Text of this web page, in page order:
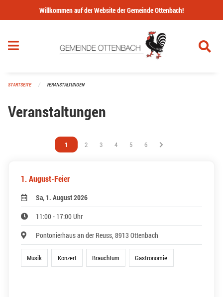
Navigation überspringen
Willkommen auf der Website der Gemeinde Ottenbach!
STARTSEITE VERANSTALTUNGEN
Veranstaltungen
Vous êtes sur la page
1 Vous êtes sur la page
2 Vous êtes sur la page
3 Vous êtes sur la page
4 Vous êtes sur la page
5 Vous êtes sur la page
6
1. August-Feier
Sa, 1. August 2026
11:00 - 17:00 Uhr
Pontonierhaus an der Reuss, 8913 Ottenbach
Musik Konzert Brauchtum Gastronomie